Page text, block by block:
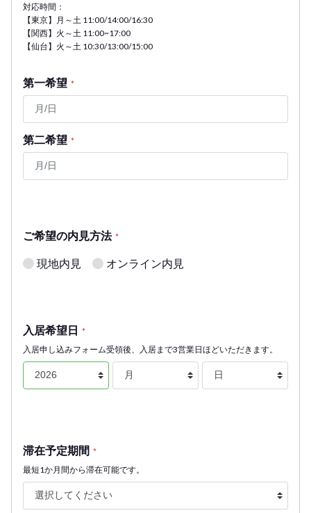
対応時間：
【東京】月～土 11:00/14:00/16:30
【関西】火～土 11:00~17:00
【仙台】火～土 10:30/13:00/15:00
第一希望 *
第二希望 *
ご希望の内見方法 *
現地内見 オンライン内見
入居希望日 *
入居申し込みフォーム受領後、入居まで3営業日ほどいただきます。
滞在予定期間 *
最短1か月間から滞在可能です。